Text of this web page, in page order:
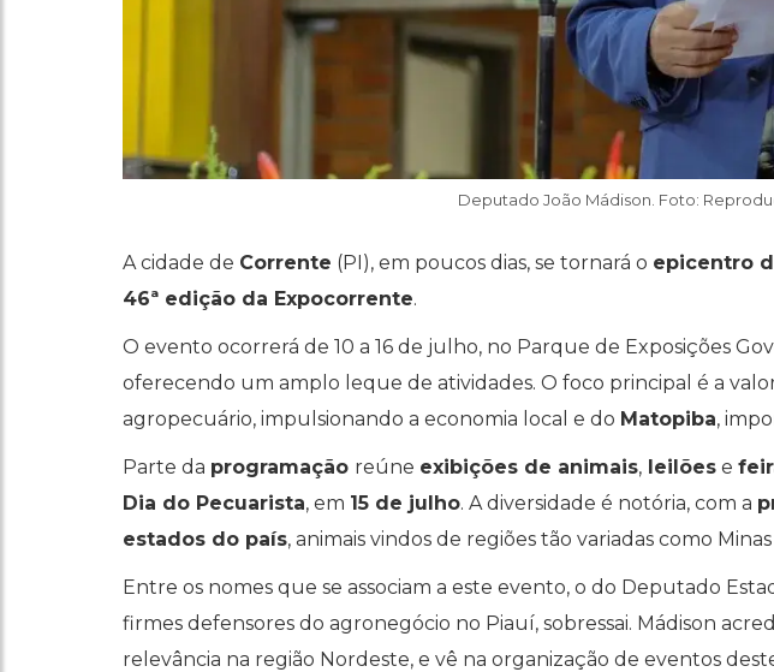
Deputado João Mádison. Foto:
A cidade de Corrente (PI), em poucos dias, se tornará o epicentro
46ª edição da Expocorrente.
O evento ocorrerá de 10 a 16 de julho, no Parque de Exposições
oferecendo um amplo leque de atividades. O foco principal é a
agropecuário, impulsionando a economia local e do Matopiba,
Parte da programação reúne exibições de animais, leilões e
Dia do Pecuarista, em 15 de julho. A diversidade é notória, com a
estados do país, animais vindos de regiões tão variadas como
Entre os nomes que se associam a este evento, o do Deputado
firmes defensores do agronegócio no Piauí, sobressai. Mádison
relevância na região Nordeste, e vê na organização de eventos